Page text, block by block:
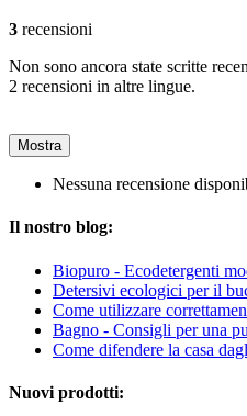
3 recensioni
Non sono ancora state scritte
2 recensioni in altre lingue.
Mostra
Nessuna recensione
Il nostro blog:
Biopuro - Ecodetergenti
Detersivi ecologici per il
Come utilizzare
Bagno - Consigli per una
Come difendere la casa
Nuovi prodotti: